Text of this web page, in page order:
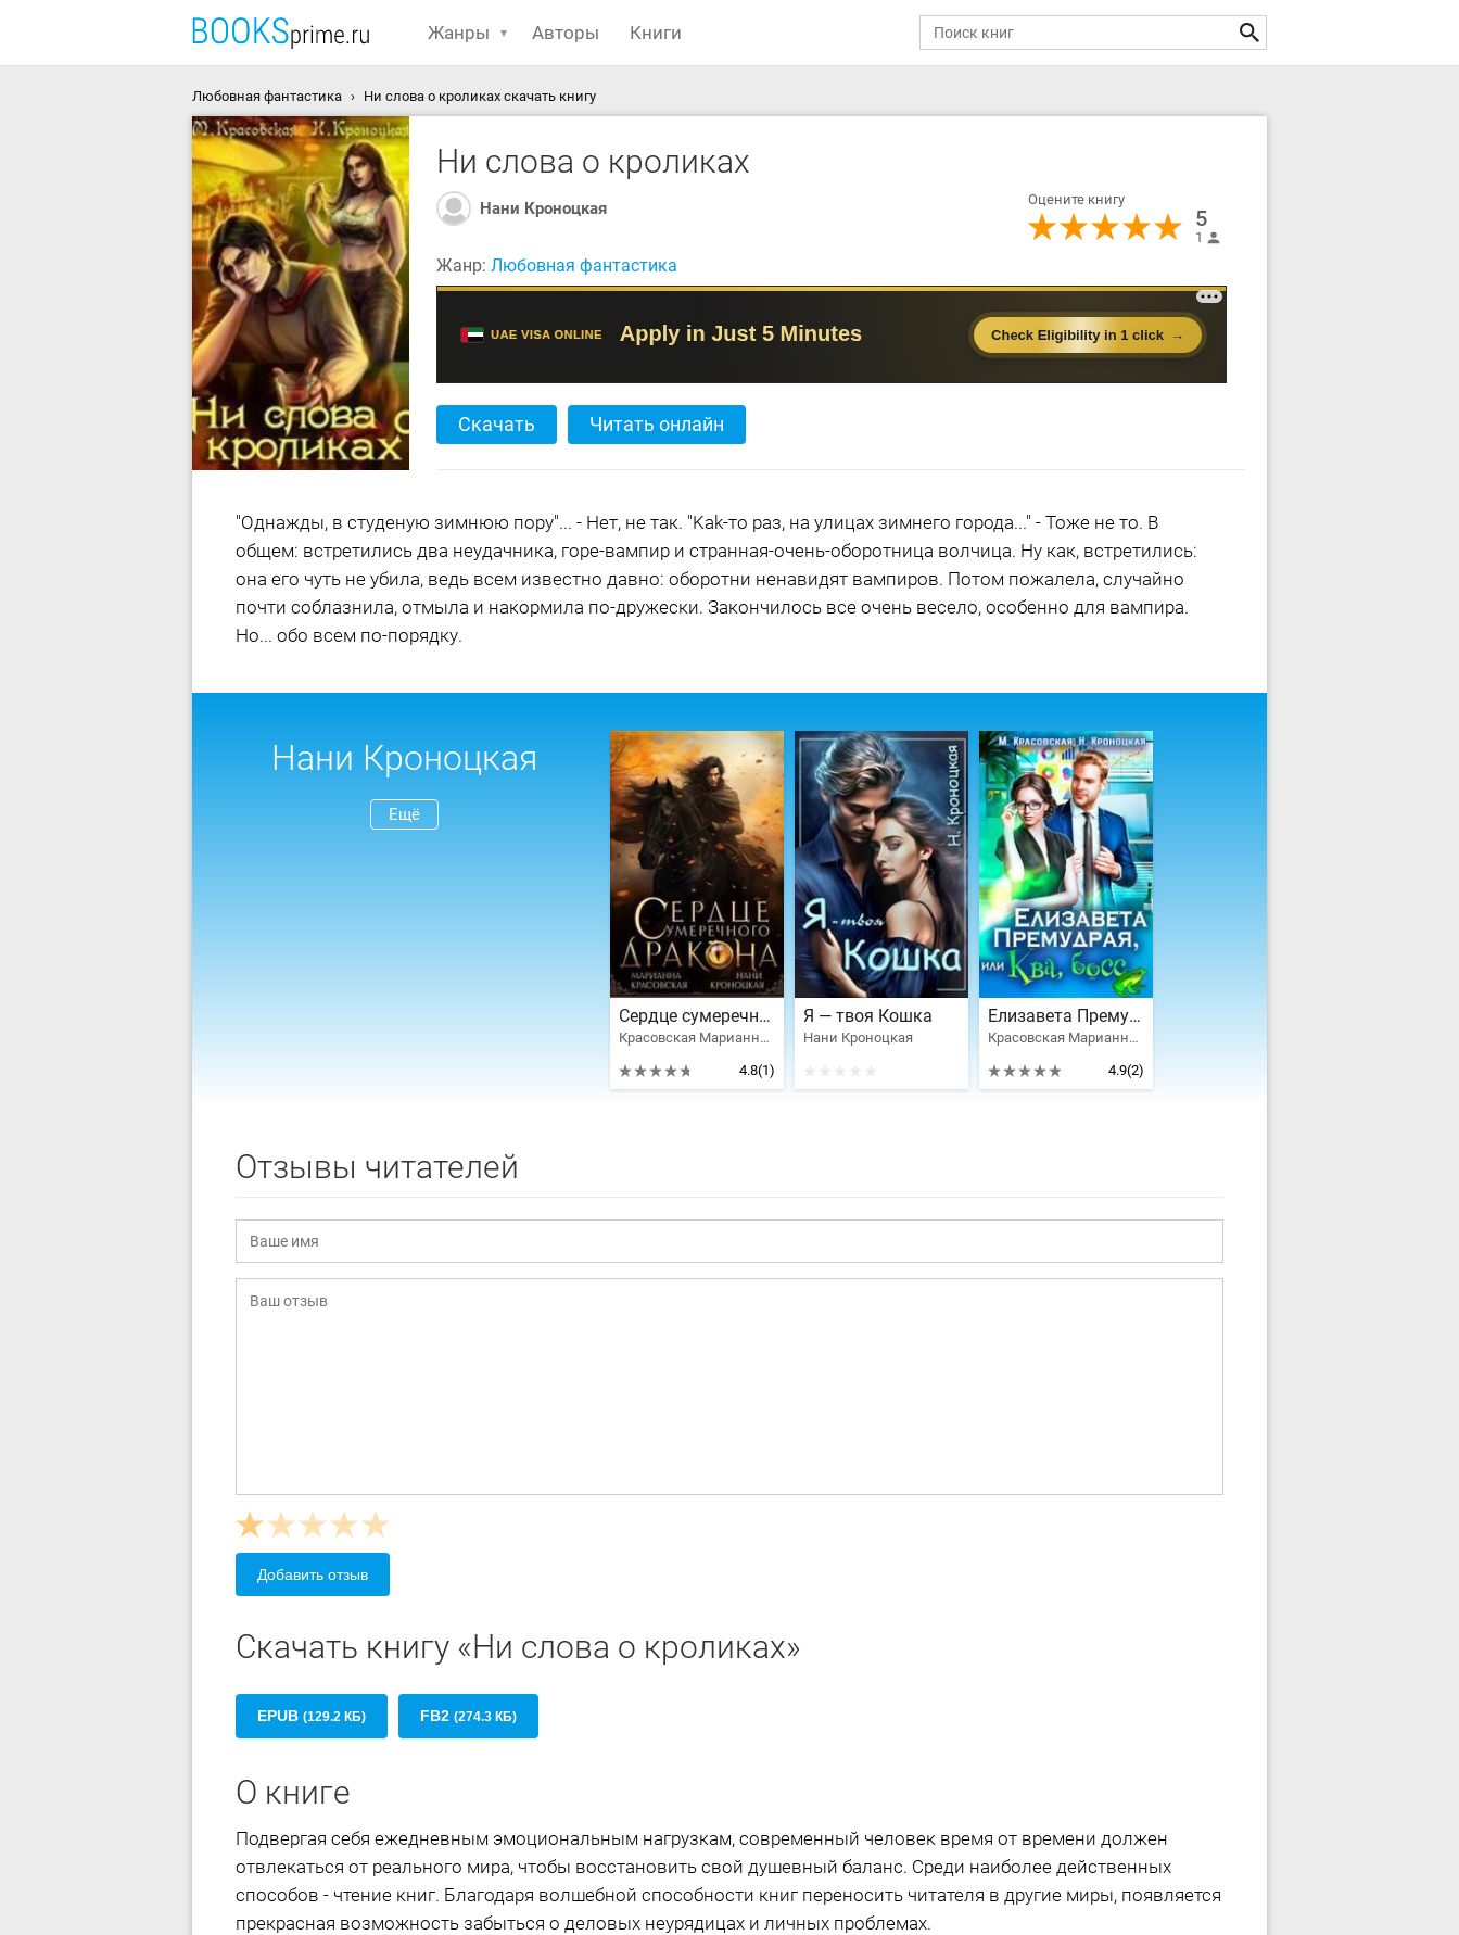
Жанры Авторы Книги
Любовная фантастика Ни слова о кроликах скачать книгу
Ни слова о кроликах
Нани Кроноцкая Оцените книгу
5
1
Жанр: Любовная фантастика
Скачать Читать онлайн
"Однажды, в студеную зимнюю пору"... - Нет, не так. "Kak-то раз, на улицах зимнего города..." - Тоже не то. В
общем: встретились два неудачника, горе-вампир и странная-очень-оборотница волчица. Ну как, встретились:
она его чуть не убила, ведь всем известно давно: оборотни ненавидят вампиров. Потом пожалела, случайно
почти соблазнила, отмыла и накормила по-дружески. Закончилось все очень весело, особенно для вампира.
Но... обо всем по-порядку.
Нани Кроноцкая
Ещё
Сердце сумеречного дракона
Красовская Марианна, Нани Кроноцкая
4.8(1)
Я — твоя Кошка
Нани Кроноцкая
Елизавета Премудрая, или Ква, босс
Красовская Марианна, Нани Кроноцкая
4.9(2)
Отзывы читателей
Добавить отзыв
Скачать книгу «Ни слова о кроликах»
EPUB (129.2 КБ) FB2 (274.3 КБ)
О книге
Подвергая себя ежедневным эмоциональным нагрузкам, современный человек время от времени должен
отвлекаться от реального мира, чтобы восстановить свой душевный баланс. Среди наиболее действенных
способов - чтение книг. Благодаря волшебной способности книг переносить читателя в другие миры, появляется
прекрасная возможность забыться о деловых неурядицах и личных проблемах.